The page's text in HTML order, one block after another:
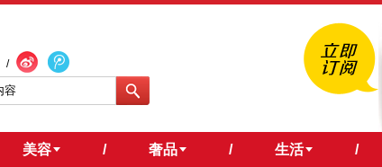
/
美容 / 奢品 / 生活 /